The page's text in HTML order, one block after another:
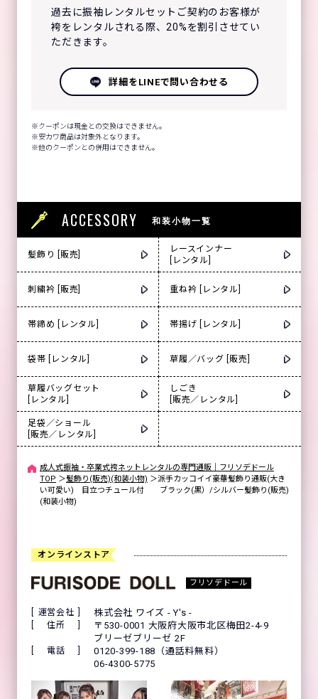
過去に振袖レンタルセットご契約のお客様が
袴をレンタルされる際、20%を割引させてい
ただきます。
詳細をLINEで問い合わせる
クーポンは現金との交換はできません。
安カワ商品は対象外となります。
他のクーポンとの併用はできません。
ACCESSORY 和装小物一覧
髪飾り [販売]
レースインナー
[レンタル]
刺繍衿 [販売] 重ね衿 [レンタル]
帯締め [レンタル] 帯揚げ [レンタル]
袋帯 [レンタル] 草履／バッグ [販売]
草履バッグセット
[レンタル]
しごき
[販売／レンタル]
足袋／ショール
[販売／レンタル]
成人式振袖・卒業式袴ネットレンタルの専門通販｜フリソデドール
TOP ＞髪飾り(販売)(和装小物) ＞派手カッコイイ豪華髪飾り通販(大き
い可愛い) 目立つチュール付 ブラック(黒）/シルバー髪飾り(販売)
(和装小物)
オンラインストア
フリソデドール
運営会社 株式会社 ワイズ - Y's -
住所
〒530-0001 大阪府大阪市北区梅田2-4-9
ブリーゼブリーゼ 2F
電話
0120-399-188（通話料無料）
06-4300-5775